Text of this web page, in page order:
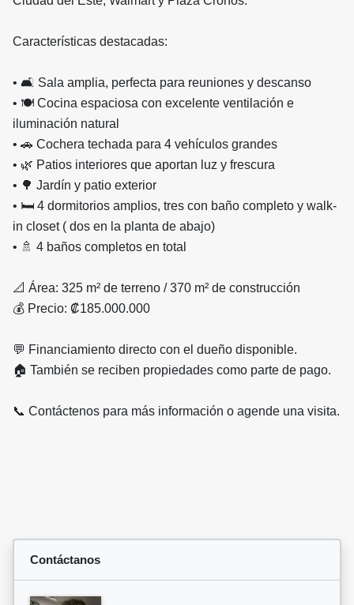
Características destacadas:
• 🛋️ Sala amplia, perfecta para reuniones y descanso
• 🍽️ Cocina espaciosa con excelente ventilación e
iluminación natural
• 🚗 Cochera techada para 4 vehículos grandes
• 🌿 Patios interiores que aportan luz y frescura
• 🌳 Jardín y patio exterior
• 🛏️ 4 dormitorios amplios, tres con baño completo y walk-
in closet ( dos en la planta de abajo)
• 🚿 4 baños completos en total
📐 Área: 325 m² de terreno / 370 m² de construcción
💰 Precio: ₡185.000.000
💬 Financiamiento directo con el dueño disponible.
🏠 También se reciben propiedades como parte de pago.
📞 Contáctenos para más información o agende una visita.
Contáctanos